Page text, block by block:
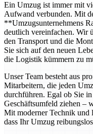
Ein Umzug ist immer mit
Aufwand verbunden. Mit
**Umzugsunternehmens
deutlich vereinfachen. Wir
den Transport und die
Sie sich auf den neuen
die Logistik kümmern zu
Unser Team besteht aus
Mitarbeitern, die jeden
durchführen. Egal ob Sie
Geschäftsumfeld ziehen –
Mit moderner Technik und
dass Ihr Umzug